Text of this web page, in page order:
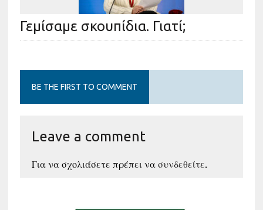
Γεμίσαμε σκουπίδια. Γιατί;
BE THE FIRST TO COMMENT
Leave a comment
Για να σχολιάσετε πρέπει νασυνδεθείτε.